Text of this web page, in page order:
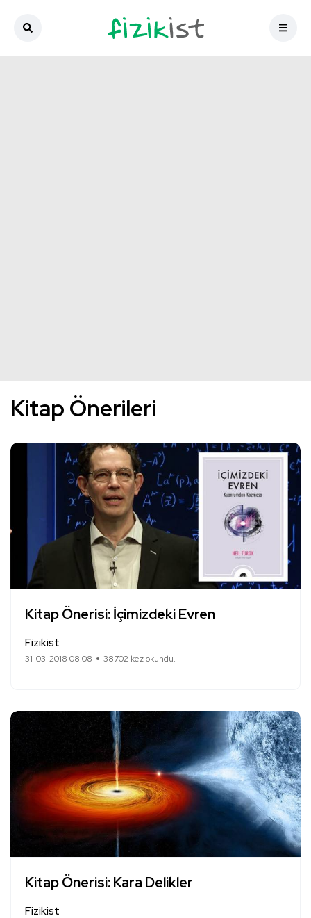
Kitap Önerileri
Kitap Önerisi: İçimizdeki Evren
Fizikist
31-03-2018 08:08 38702 kez okundu.
Kitap Önerisi: Kara Delikler
Fizikist